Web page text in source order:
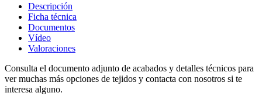
Descripción
Ficha técnica
Documentos
Vídeo
Valoraciones
Consulta el documento adjunto de acabados y detalles técnicos para
ver muchas más opciones de tejidos y contacta con nosotros si te
interesa alguno.